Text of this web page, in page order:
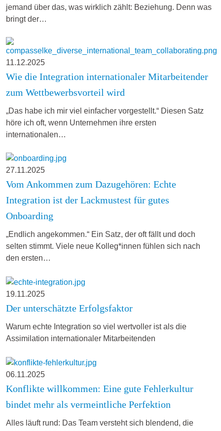
jemand über das, was wirklich zählt: Beziehung. Denn was
bringt der…
11.12.2025
Wie die Integration internationaler Mitarbeitender
zum Wettbewerbsvorteil wird
„Das habe ich mir viel einfacher vorgestellt.“ Diesen Satz
höre ich oft, wenn Unternehmen ihre ersten
internationalen…
27.11.2025
Vom Ankommen zum Dazugehören: Echte
Integration ist der Lackmustest für gutes
Onboarding
„Endlich angekommen.“ Ein Satz, der oft fällt und doch
selten stimmt. Viele neue Kolleg*innen fühlen sich nach
den ersten…
19.11.2025
Der unterschätzte Erfolgsfaktor
Warum echte Integration so viel wertvoller ist als die
Assimilation internationaler Mitarbeitenden
06.11.2025
Konflikte willkommen: Eine gute Fehlerkultur
bindet mehr als vermeintliche Perfektion
Alles läuft rund: Das Team versteht sich blendend, die